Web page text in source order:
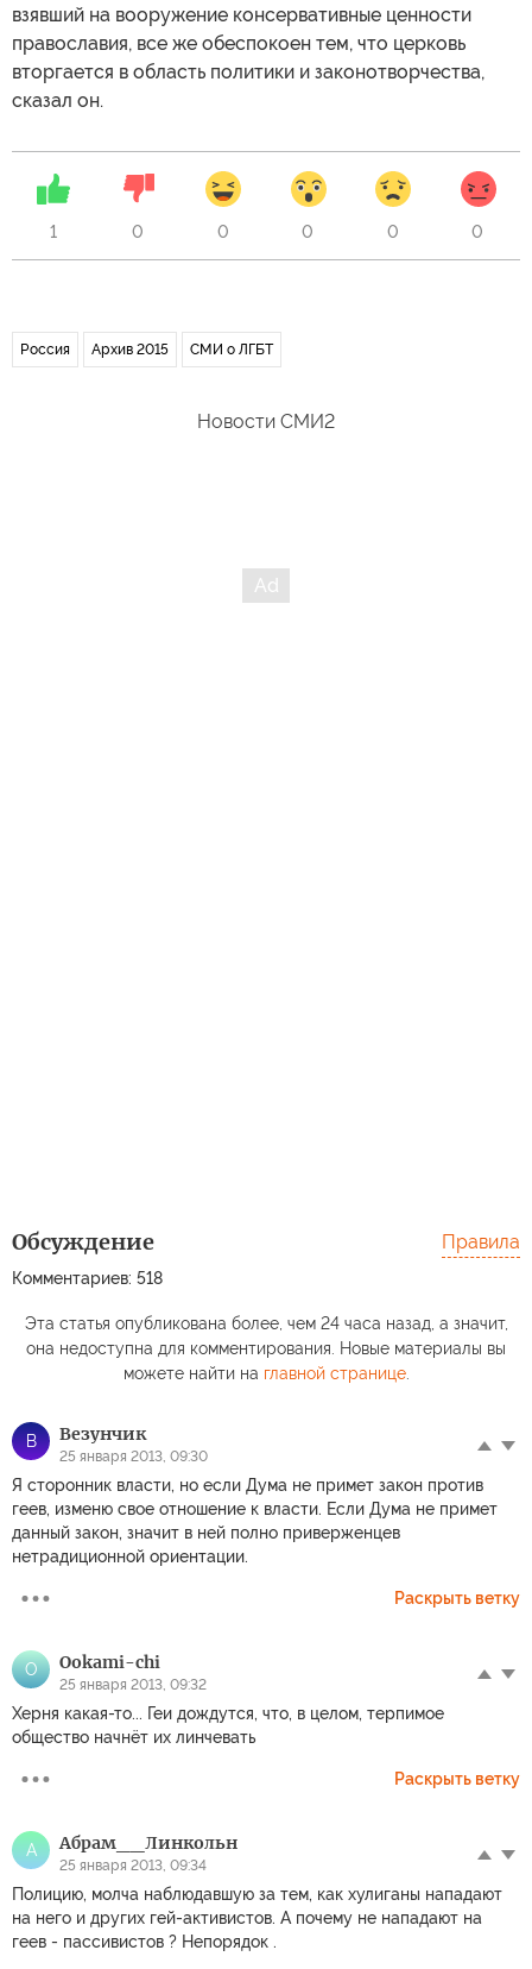
взявший на вооружение консервативные ценности
православия, все же обеспокоен тем, что церковь
вторгается в область политики и законотворчества,
сказал он.
1 0 0 0 0 0
Россия Архив 2015 СМИ о ЛГБТ
Новости СМИ2
Обсуждение
Комментариев: 518
Правила
Эта статья опубликована более, чем 24 часа назад, а значит,
она недоступна для комментирования. Новые материалы вы
можете найти на главной странице.
В Везунчик
25 января 2013, 09:30
Я сторонник власти, но если Дума не примет закон против
геев, изменю свое отношение к власти. Если Дума не примет
данный закон, значит в ней полно приверженцев
нетрадиционной ориентации.
Раскрыть ветку
O Ookami-chi
25 января 2013, 09:32
Херня какая-то... Геи дождутся, что, в целом, терпимое
общество начнёт их линчевать
Раскрыть ветку
А Абрам__Линкольн
25 января 2013, 09:34
Полицию, молча наблюдавшую за тем, как хулиганы нападают
на него и других гей-активистов. А почему не нападают на
геев - пассивистов ? Непорядок .